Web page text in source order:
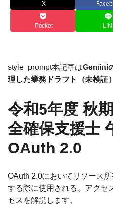
X
Pocket
style_prompt本記事はGemini
理した業務ドラフト（未検証）
令和5年度 秋
全確保支援士
OAuth 2.0
OAuth 2.0においてリソース
する際に使用される、アクセ
セスを解説します。